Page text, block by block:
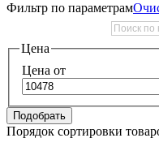
Фильтр по параметрам
Цена
Цена от
Подобрать
Порядок сортировки